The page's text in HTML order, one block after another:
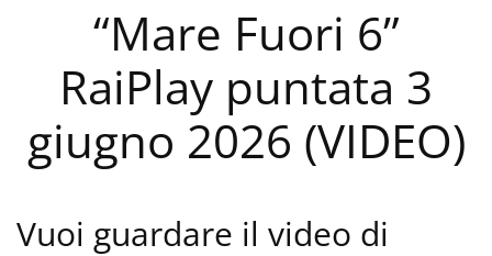
“Mare Fuori 6”
RaiPlay puntata 3
giugno 2026 (VIDEO)
Vuoi guardare il video di